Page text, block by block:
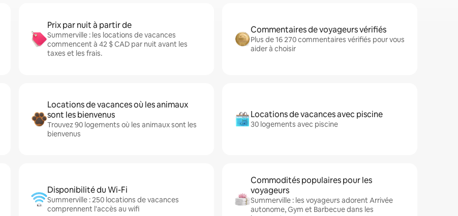
Prix par nuit à partir de
Summerville : les locations de vacances
commencent à 42 $ CAD par nuit avant les
taxes et les frais.
Commentaires de voyageurs vérifiés
Plus de 16 270 commentaires vérifiés pour vous
aider à choisir
Locations de vacances où les animaux
sont les bienvenus
Trouvez 90 logements où les animaux sont les
bienvenus
Locations de vacances avec piscine
30 logements avec piscine
Disponibilité du Wi-Fi
Summerville : 250 locations de vacances
comprennent l'accès au wifi
Commodités populaires pour les
voyageurs
Summerville : les voyageurs adorent Arrivée
autonome, Gym et Barbecue dans les